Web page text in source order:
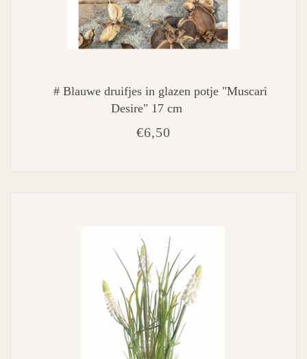
# Blauwe druifjes in glazen potje "Muscari
Desire" 17 cm
€6,50